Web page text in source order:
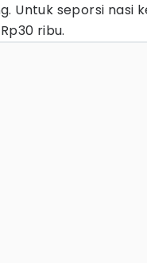
Untuk seporsi nasi
ribu.